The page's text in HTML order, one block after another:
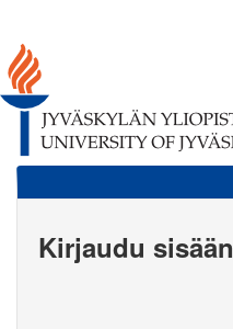
Kirjaudu sisään